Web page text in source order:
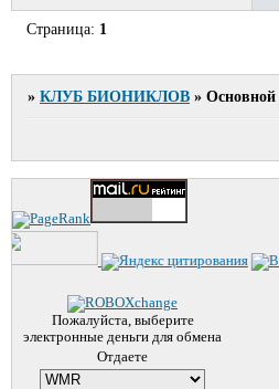
Страница: 1
»КЛУБ БИОНИКЛОВ »
Пожалуйста, выберите
электронные деньги для обмена
Отдаете